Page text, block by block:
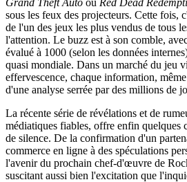
sous les feux des projecteurs. Cette fois,
de l'un des jeux les plus vendus de tous
l'attention. Le buzz est à son comble,
évalué à 1000 (selon les données
quasi mondiale. Dans un marché du jeu
effervescence, chaque information,
d'une analyse serrée par des millions de
La récente série de révélations et de
médiatiques fiables, offre enfin quelques
de silence. De la confirmation d'un
commerce en ligne à des spéculations
l'avenir du prochain chef-d'œuvre de
suscitant aussi bien l'excitation que